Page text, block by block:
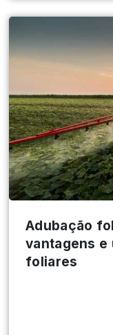
Adubação
vantagens
foliares